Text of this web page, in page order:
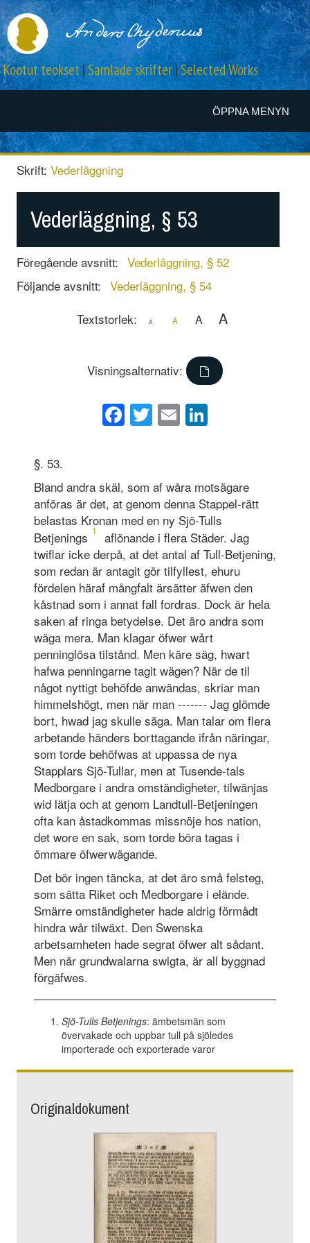
ÖPPNA MENYN
Kootut teokset|Samlade skrifter|Selected Works
Skrift: Vederläggning
Vederläggning, § 53
Föregående avsnitt: Vederläggning, § 52
Följande avsnitt: Vederläggning, § 54
Textstorlek:
A A A A
Visningsalternativ:
Facebook
Twitter
Email
§. 53.
Bland andra skäl, som af wåra motsägare
anföras är det, at genom denna Stappel-rätt
belastas Kronan med en ny Sjö-Tulls
Betjenings 1
aflönande i flera Städer. Jag
twiflar icke derpå, at det antal af Tull-Betjening,
som redan är antagit gör tilfyllest, ehuru
fördelen häraf mångfalt ärsätter äfwen den
kåstnad som i annat fall fordras. Dock är hela
saken af ringa betydelse. Det äro andra som
wäga mera. Man klagar öfwer wårt
penninglösa tilstånd. Men käre säg, hwart
hafwa penningarne tagit wägen? När de til
något nyttigt behöfde anwändas, skriar man
himmelshögt, men när man ------- Jag glömde
bort, hwad jag skulle säga. Man talar om flera
arbetande händers borttagande ifrån näringar,
som torde behöfwas at uppassa de nya
Stapplars Sjö-Tullar, men at Tusende-tals
Medborgare i andra omständigheter, tilwänjas
wid lätja och at genom Landtull-Betjeningen
ofta kan åstadkommas missnöje hos nation,
det wore en sak, som torde böra tagas i
ömmare öfwerwägande.
Det bör ingen täncka, at det äro små felsteg,
som sätta Riket och Medborgare i elände.
Smärre omständigheter hade aldrig förmådt
hindra wår tilwäxt. Den Swenska
arbetsamheten hade segrat öfwer alt sådant.
Men när grundwalarna swigta, är all byggnad
förgäfwes.
Sjö-Tulls Betjenings: ämbetsmän som
övervakade och uppbar tull på sjöledes
importerade och exporterade varor
Originaldokument